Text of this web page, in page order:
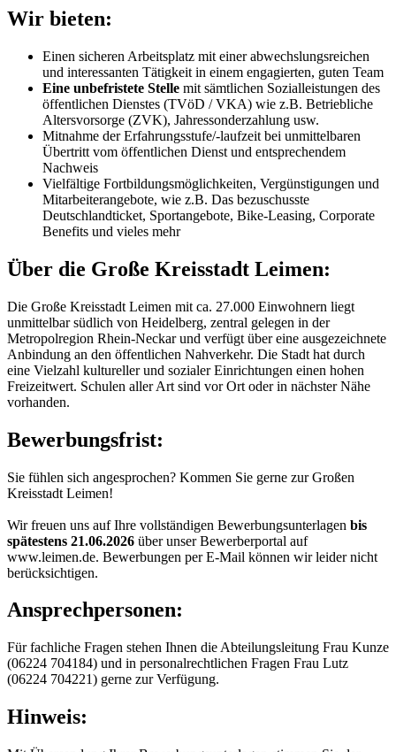
Wir bieten:
Einen sicheren Arbeitsplatz mit einer abwechslungsreichen
und interessanten Tätigkeit in einem engagierten, guten Team
Eine unbefristete Stelle mit sämtlichen Sozialleistungen des
öffentlichen Dienstes (TVöD / VKA) wie z.B. Betriebliche
Altersvorsorge (ZVK), Jahressonderzahlung usw.
Mitnahme der Erfahrungsstufe/-laufzeit bei unmittelbaren
Übertritt vom öffentlichen Dienst und entsprechendem
Nachweis
Vielfältige Fortbildungsmöglichkeiten, Vergünstigungen und
Mitarbeiterangebote, wie z.B. Das bezuschusste
Deutschlandticket, Sportangebote, Bike-Leasing, Corporate
Benefits und vieles mehr
Über die Große Kreisstadt Leimen:
Die Große Kreisstadt Leimen mit ca. 27.000 Einwohnern liegt
unmittelbar südlich von Heidelberg, zentral gelegen in der
Metropolregion Rhein-Neckar und verfügt über eine ausgezeichnete
Anbindung an den öffentlichen Nahverkehr. Die Stadt hat durch
eine Vielzahl kultureller und sozialer Einrichtungen einen hohen
Freizeitwert. Schulen aller Art sind vor Ort oder in nächster Nähe
vorhanden.
Bewerbungsfrist:
Sie fühlen sich angesprochen? Kommen Sie gerne zur Großen
Kreisstadt Leimen!
Wir freuen uns auf Ihre vollständigen Bewerbungsunterlagen bis
spätestens 21.06.2026 über unser Bewerberportal auf
www.leimen.de. Bewerbungen per E-Mail können wir leider nicht
berücksichtigen.
Ansprechpersonen:
Für fachliche Fragen stehen Ihnen die Abteilungsleitung Frau Kunze
(06224 704184) und in personalrechtlichen Fragen Frau Lutz
(06224 704221) gerne zur Verfügung.
Hinweis: